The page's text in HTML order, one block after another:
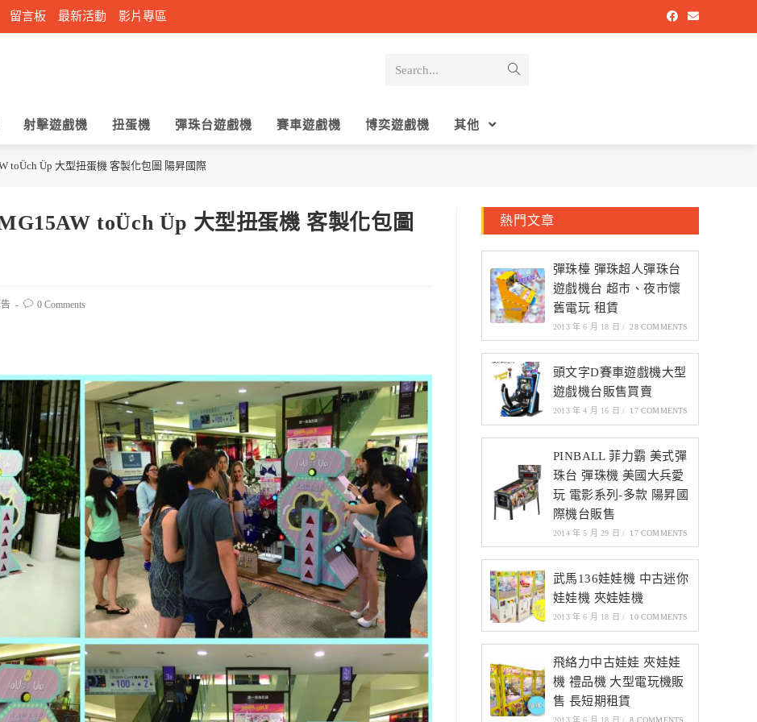
留言板 最新活動 影片專區
Search...
射擊遊戲機 扭蛋機 彈珠台遊戲機 賽車遊戲機 博奕遊戲機 其他
toÜch Üp 大型扭蛋機 客製化包圖 陽昇國際
toÜch Üp 大型扭蛋機 客製化包圖
0 Comments
熱門文章
彈珠檯 彈珠超人彈珠台
遊戲機台 超市、夜市懷
舊電玩 租賃
2013 年 6 月 18 日 / 28 COMMENTS
頭文字D賽車遊戲機大型
遊戲機台販售買賣
2013 年 4 月 16 日 / 17 COMMENTS
PINBALL 菲力霸 美式彈
珠台 彈珠機 美國大兵愛
玩 電影系列-多款 陽昇國
際機台販售
2014 年 5 月 29 日 / 17 COMMENTS
武馬136娃娃機 中古迷你
娃娃機 夾娃娃機
2013 年 6 月 18 日 / 10 COMMENTS
飛絡力中古娃娃 夾娃娃
機 禮品機 大型電玩機販
售 長短期租賃
2013 年 6 月 18 日 / 8 COMMENTS